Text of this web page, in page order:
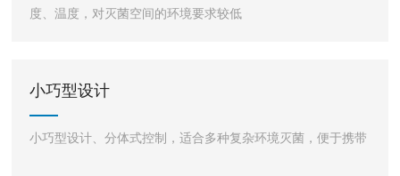
度、温度，对灭菌空间的环境要求较低
小巧型设计
小巧型设计、分体式控制，适合多种复杂环境灭菌，便于携带